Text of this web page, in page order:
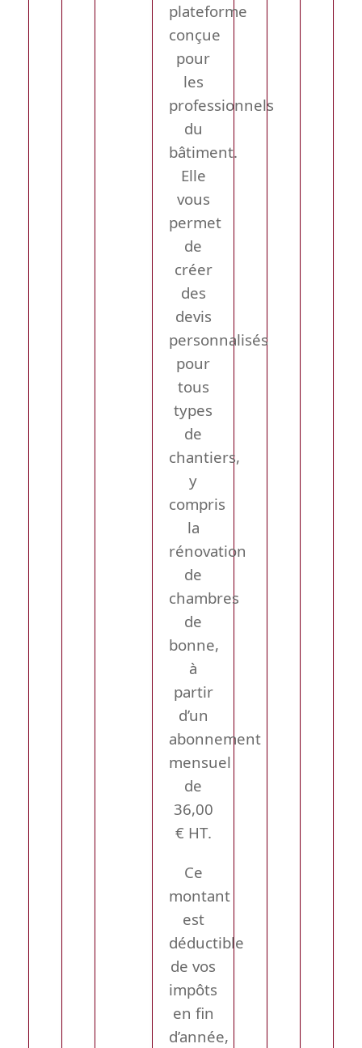
plateforme
conçue
pour
les
professionnels
du
bâtiment.
Elle
vous
permet
de
créer
des
devis
personnalisés
pour
tous
types
de
chantiers,
y
compris
la
rénovation
de
chambres
de
bonne,
à
partir
d’un
abonnement
mensuel
de
36,00
€ HT.
Ce
montant
est
déductible
de vos
impôts
en fin
d’année,